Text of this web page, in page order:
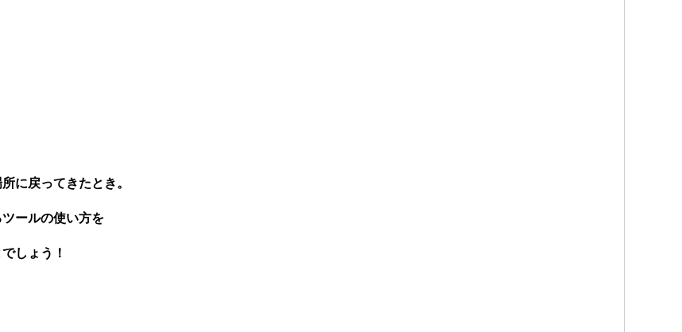
に戻ってきたとき。
ールの使い方を
しょう！